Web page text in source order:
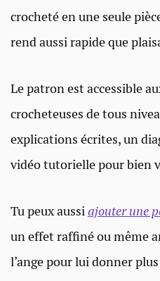
crocheté en une seule
rend aussi rapide que
Le patron est accessible
crocheteuses de tous
explications écrites, un
vidéo tutorielle pour bien
Tu peux aussi ajouter une
un effet raffiné ou même
l’ange pour lui donner